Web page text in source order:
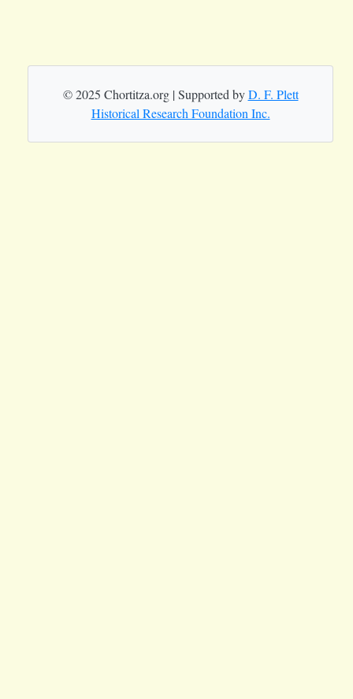
© 2025 Chortitza.org | Supported byD. F. Plett
Historical Research Foundation Inc.